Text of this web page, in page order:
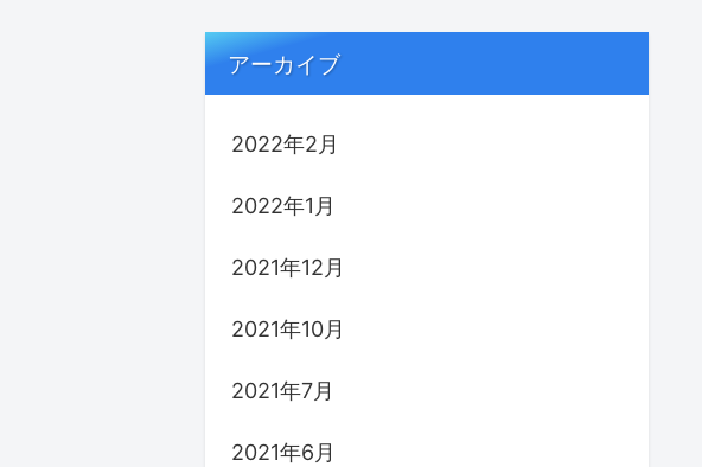
アーカイブ
2022年2月
2022年1月
2021年12月
2021年10月
2021年7月
2021年6月